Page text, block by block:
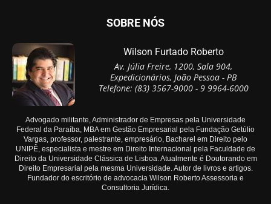
SOBRE NÓS
Wilson Furtado Roberto
Av. Júlia Freire, 1200, Sala 904,
Expedicionários, João Pessoa - PB
Telefone: (83) 3567-9000 - 9 9964-6000
Advogado militante, Administrador de Empresas pela Universidade
Federal da Paraíba, MBA em Gestão Empresarial pela Fundação Getúlio
Vargas, professor, palestrante, empresário, Bacharel em Direito pelo
UNIPÊ, especialista e mestre em Direito Internacional pela Faculdade de
Direito da Universidade Clássica de Lisboa. Atualmente é Doutorando em
Direito Empresarial pela mesma Universidade. Autor de livros e artigos.
Fundador do escritório de advocacia Wilson Roberto Assessoria e
Consultoria Jurídica.